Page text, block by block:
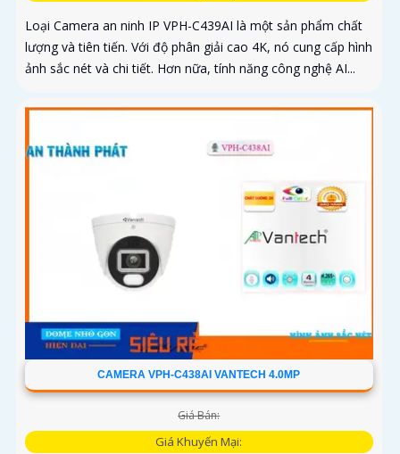
Loại Camera an ninh IP VPH-C439AI là một sản phẩm chất
lượng và tiên tiến. Với độ phân giải cao 4K, nó cung cấp hình
ảnh sắc nét và chi tiết. Hơn nữa, tính năng công nghệ AI...
CAMERA VPH-C438AI VANTECH 4.0MP
Giá Bán:
Giá Khuyến Mại: